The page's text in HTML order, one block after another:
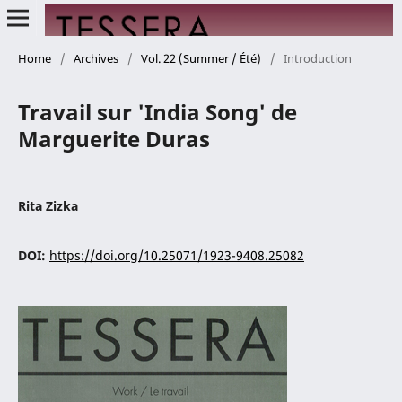
Home / Archives / Vol. 22 (Summer / Été) / Introduction
Travail sur 'India Song' de
Marguerite Duras
Rita Zizka
DOI: https://doi.org/10.25071/1923-9408.25082